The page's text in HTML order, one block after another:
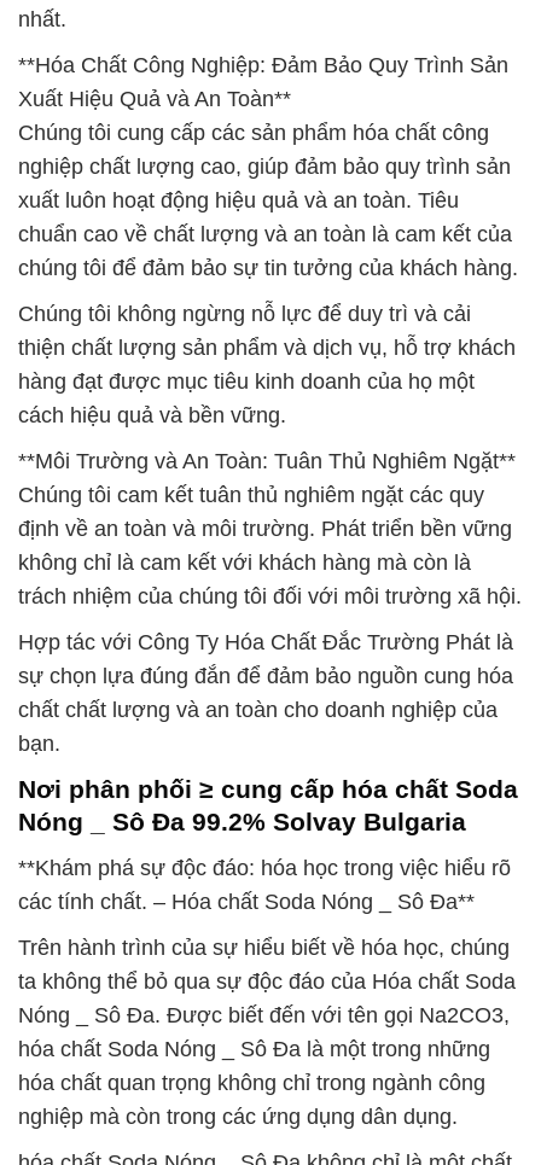
nhất.
**Hóa Chất Công Nghiệp: Đảm Bảo Quy Trình Sản
Xuất Hiệu Quả và An Toàn**
Chúng tôi cung cấp các sản phẩm hóa chất công
nghiệp chất lượng cao, giúp đảm bảo quy trình sản
xuất luôn hoạt động hiệu quả và an toàn. Tiêu
chuẩn cao về chất lượng và an toàn là cam kết của
chúng tôi để đảm bảo sự tin tưởng của khách hàng.
Chúng tôi không ngừng nỗ lực để duy trì và cải
thiện chất lượng sản phẩm và dịch vụ, hỗ trợ khách
hàng đạt được mục tiêu kinh doanh của họ một
cách hiệu quả và bền vững.
**Môi Trường và An Toàn: Tuân Thủ Nghiêm Ngặt**
Chúng tôi cam kết tuân thủ nghiêm ngặt các quy
định về an toàn và môi trường. Phát triển bền vững
không chỉ là cam kết với khách hàng mà còn là
trách nhiệm của chúng tôi đối với môi trường xã hội.
Hợp tác với Công Ty Hóa Chất Đắc Trường Phát là
sự chọn lựa đúng đắn để đảm bảo nguồn cung hóa
chất chất lượng và an toàn cho doanh nghiệp của
bạn.
Nơi phân phối ≥ cung cấp hóa chất Soda
Nóng _ Sô Đa 99.2% Solvay Bulgaria
**Khám phá sự độc đáo: hóa học trong việc hiểu rõ
các tính chất. – Hóa chất Soda Nóng _ Sô Đa**
Trên hành trình của sự hiểu biết về hóa học, chúng
ta không thể bỏ qua sự độc đáo của Hóa chất Soda
Nóng _ Sô Đa. Được biết đến với tên gọi Na2CO3,
hóa chất Soda Nóng _ Sô Đa là một trong những
hóa chất quan trọng không chỉ trong ngành công
nghiệp mà còn trong các ứng dụng dân dụng.